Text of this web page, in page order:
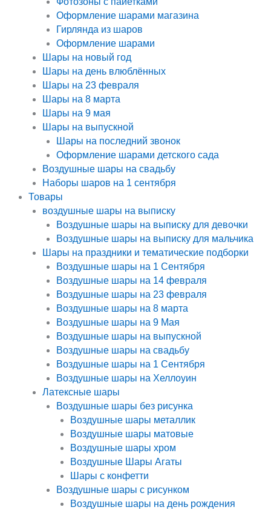
Оформление шарами магазина
Гирлянда из шаров
Оформление шарами
Шары на новый год
Шары на день влюблённых
Шары на 23 февраля
Шары на 8 марта
Шары на 9 мая
Шары на выпускной
Шары на последний звонок
Оформление шарами детского сада
Воздушные шары на свадьбу
Наборы шаров на 1 сентября
Товары
воздушные шары на выписку
Воздушные шары на выписку для девочки
Воздушные шары на выписку для мальчика
Шары на праздники и тематические подборки
Воздушные шары на 1 Сентября
Воздушные шары на 14 февраля
Воздушные шары на 23 февраля
Воздушные шары на 8 марта
Воздушные шары на 9 Мая
Воздушные шары на выпускной
Воздушные шары на свадьбу
Воздушные шары на 1 Сентября
Воздушные шары на Хеллоуин
Латексные шары
Воздушные шары без рисунка
Воздушные шары металлик
Воздушные шары матовые
Воздушные шары хром
Воздушные Шары Агаты
Шары с конфетти
Воздушные шары с рисунком
Воздушные шары на день рождения